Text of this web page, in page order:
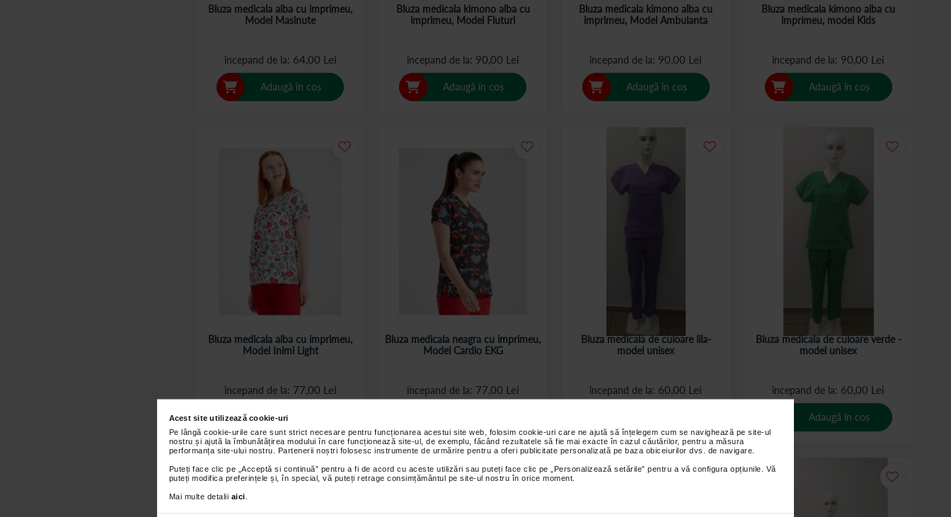
Acest site utilizează cookie-uri
Pe lângă cookie-urile care sunt strict necesare pentru funcționarea acestui site web, folosim cookie-uri care ne ajută să înțelegem cum se navighează pe site-ul
nostru și ajută la îmbunătățirea modului în care funcționează site-ul, de exemplu, făcând rezultatele să fie mai exacte în cazul căutărilor, pentru a măsura
performanța site-ului nostru. Partenerii noștri folosesc instrumente de urmărire pentru a oferi publicitate personalizată pe baza obiceiurilor dvs. de navigare.
Puteți face clic pe „Acceptă si continuă” pentru a fi de acord cu aceste utilizări sau puteți face clic pe „Personalizează setările” pentru a vă configura opțiunile. Vă
puteți modifica preferințele și, în special, vă puteți retrage consimțământul pe site-ul nostru în orice moment.
Mai multe detalii aici
Bluza medicala alba cu imprimeu,
Model Masinute
începand de la 64,00 Lei
Adaugă în coș
Bluza medicala kimono alba cu
imprimeu, Model Fluturi
începand de la 90,00 Lei
Adaugă în coș
Bluza medicala kimono alba cu
imprimeu, Model Ambulanta
începand de la 90,00 Lei
Adaugă în coș
Bluza medicala kimono alba cu
imprimeu, model Kids
începand de la 90,00 Lei
Adaugă în coș
Bluza medicala alba cu imprimeu,
Model Inimi Light
începand de la 77,00 Lei
Adaugă în coș
Bluza medicala neagra cu imprimeu,
Model Cardio EKG
începand de la 77,00 Lei
Bluza medicala de culoare lila-
model unisex
începand de la 60,00 Lei
Bluza medicala de culoare verde -
model unisex
începand de la 60,00 Lei
Adaugă în coș